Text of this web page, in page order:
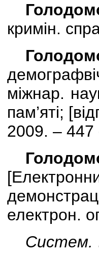
кримін.
міжнар.
пам’яті;
2009. – 447
електрон.
Систем.